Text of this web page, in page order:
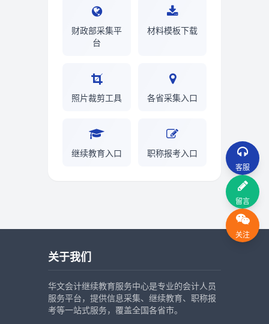
财政部采集平
台
材料模板下载
照片裁剪工具 各省采集入口
继续教育入口 职称报考入口
客服
留言
关注
关于我们
华文会计继续教育服务中心是专业的会计人员
服务平台，提供信息采集、继续教育、职称报
考等一站式服务，覆盖全国各省市。